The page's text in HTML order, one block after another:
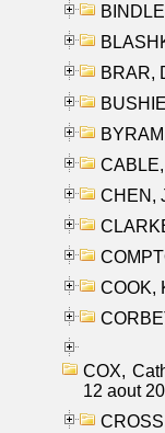
BRAR,
CHEN,
COOK,
COX,
12 aout